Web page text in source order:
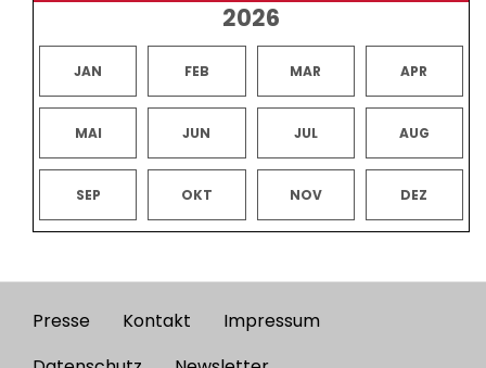
2026
JAN FEB MAR APR
MAI JUN JUL AUG
SEP OKT NOV DEZ
Footer
Presse Kontakt
Impressum